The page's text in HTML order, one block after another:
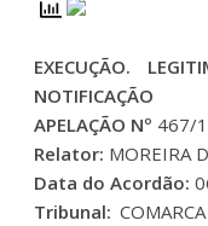
EXECUÇÃO.
NOTIFICAÇÃO
APELAÇÃO Nº 467/
Relator: MOREIRA
Data do Acordão:
Tribunal: